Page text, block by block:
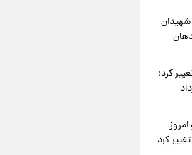
شهیدان
کرد؛
۱۶ مرداد